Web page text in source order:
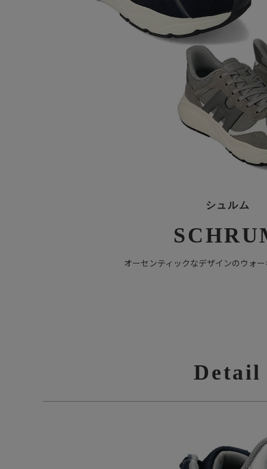
シュルム
オーセンティックなデザインのウォ
Detail